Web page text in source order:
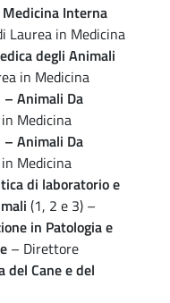
Interna
Laurea in Medicina
degli Animali
in Medicina
Animali Da
Medicina
Animali Da
Medicina
di laboratorio e
(1, 2 e 3) –
in Patologia e
– Direttore
Cane e del